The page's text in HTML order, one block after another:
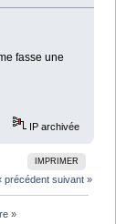
fasse une
IP archivée
IMPRIMER
précédent suivant »
»